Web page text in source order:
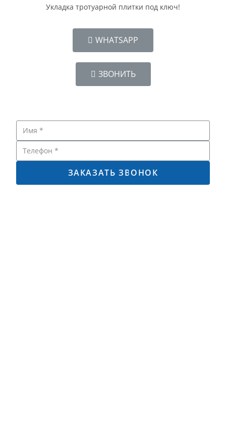
Укладка тротуарной плитки под ключ!
WHATSAPP
ЗВОНИТЬ
ЗАКАЗАТЬ ЗВОНОК